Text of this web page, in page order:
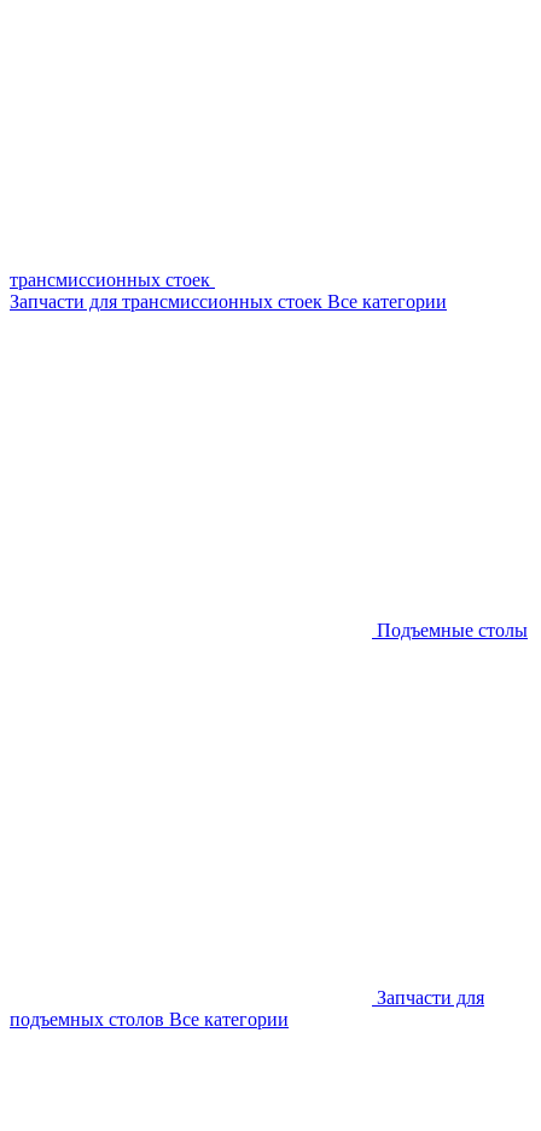
трансмиссионных стоек
Запчасти для трансмиссионных стоек Все категории
Подъемные столы
Запчасти для
подъемных столов Все категории